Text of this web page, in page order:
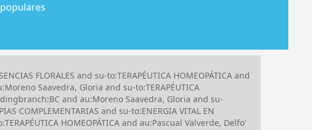
FLORALES and su-to:TERAPÉUTICA HOMEOPÁTICA and
Saavedra, Gloria and su-to:TERAPÉUTICA
and au:Moreno Saavedra, Gloria and su-
COMPLEMENTARIAS and su-to:ENERGIA VITAL EN
HOMEOPÁTICA and au:Pascual Valverde, Delfo'